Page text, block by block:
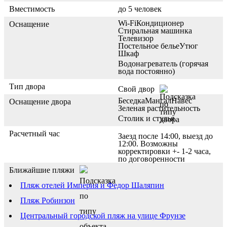
Вместимость
до 5 человек
Оснащение
Wi-FiКондиционер
Стиральная машинка
Телевизор
Постельное бельеУтюг
Шкаф
Водонагреватель (горячая
вода постоянно)
Тип двора
Свой двор
Оснащение двора
БеседкаМангалНавес
Зеленая растительность
Столик и стулья
Расчетный час
Заезд после 14:00, выезд до
12:00. Возможны
корректировки +- 1-2 часа,
по договоренности
Ближайшие пляжи
Пляж отелей Империя и Федор Шаляпин
Пляж Робинзон
Центральный городской пляж на улице Фрунзе